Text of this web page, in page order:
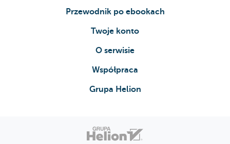
Przewodnik po ebookach
Twoje konto
O serwisie
Współpraca
Grupa Helion